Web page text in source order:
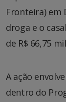
Fronteira) em
droga e o
de R$ 66,75
A ação
dentro do